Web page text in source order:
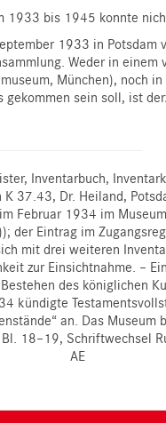
1933 bis 1945 konnte
1933 in
Weder in
München), noch
gekommen sein soll, ist
Inventarbuch,
K 37.43, Dr. Heiland,
Februar 1934 im
der Eintrag im
mit drei weiteren
zur Einsichtnahme. –
des königlichen
kündigte
an. Das
18–19,
AE